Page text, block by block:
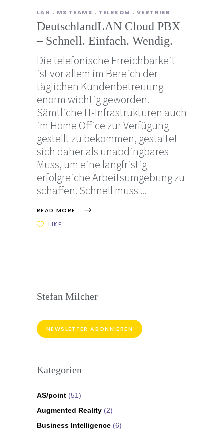
LAN
MS TEAMS TELEKOM VERTRIEB
DeutschlandLAN Cloud PBX
– Schnell. Einfach. Wendig.
Die telefonische Erreichbarkeit
ist vor allem im Bereich der
täglichen Kundenbetreuung
enorm wichtig geworden.
Sämtliche IT-Infrastrukturen auch
im Home Office zur Verfügung
gestellt zu bekommen, gestaltet
sich daher als unabdingbares
Muss, um eine langfristig
erfolgreiche Arbeitsumgebung zu
schaffen. Schnell muss
READ MORE
LIKE
Stefan Milcher
NEWSLETTER ABONNIEREN
Kategorien
AS/point (51)
Augmented Reality (2)
Business Intelligence (6)